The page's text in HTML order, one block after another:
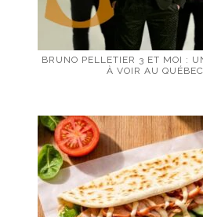
BRUNO PELLETIER 3 ET MOI :
À VOIR AU QUÉBEC